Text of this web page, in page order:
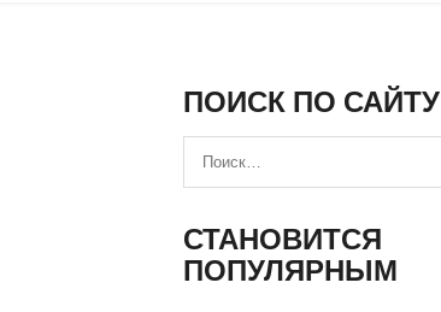
ПОИСК ПО САЙТУ
СТАНОВИТСЯ
ПОПУЛЯРНЫМ